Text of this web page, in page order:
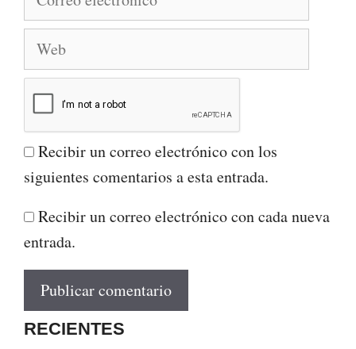
Web
Recibir un correo electrónico con los
siguientes comentarios a esta entrada.
Recibir un correo electrónico con cada nueva
entrada.
RECIENTES